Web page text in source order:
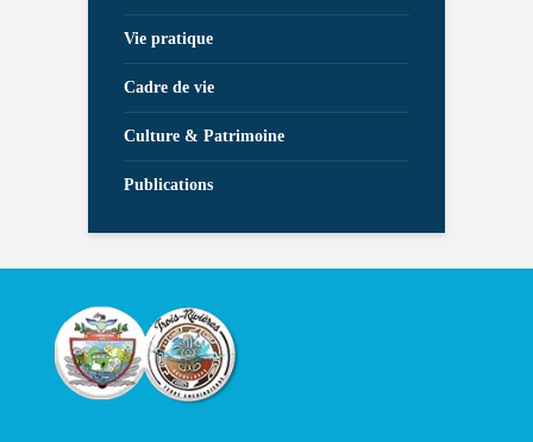
Vie pratique
Cadre de vie
Culture & Patrimoine
Publications